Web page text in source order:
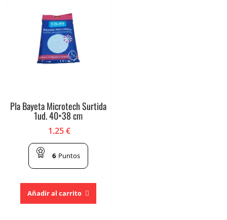
Pla Bayeta Microtech Surtida
1ud. 40×38 cm
1.25€
6 Puntos
Añadir al carrito